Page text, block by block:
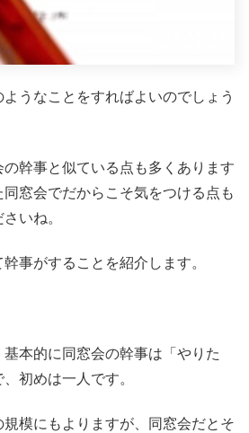
うなことをすればよいのでしょう
幹事と似ている点も多くあります
窓会でだからこそ気をつける点も
いね。
事がすることを紹介します。
本的に同窓会の幹事は「やりた
初めは一人です。
模にもよりますが、同窓会だとそ